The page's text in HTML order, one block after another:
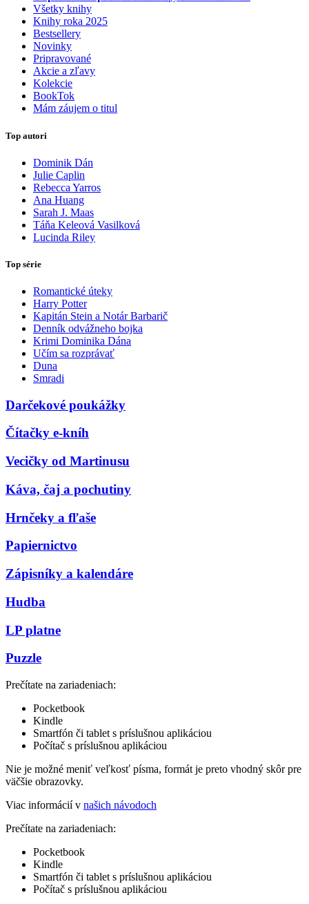
Všetky knihy
Knihy roka 2025
Bestsellery
Novinky
Pripravované
Akcie a zľavy
Kolekcie
BookTok
Mám záujem o titul
Top autori
Dominik Dán
Julie Caplin
Rebecca Yarros
Ana Huang
Sarah J. Maas
Táňa Keleová Vasilková
Lucinda Riley
Top série
Romantické úteky
Harry Potter
Kapitán Stein a Notár Barbarič
Denník odvážneho bojka
Krimi Dominika Dána
Učím sa rozprávať
Duna
Smradi
Darčekové poukážky
Čítačky e-kníh
Vecičky od Martinusu
Káva, čaj a pochutiny
Hrnčeky a fľaše
Papiernictvo
Zápisníky a kalendáre
Hudba
LP platne
Puzzle
Prečítate na zariadeniach:
Pocketbook
Kindle
Smartfón či tablet s príslušnou aplikáciou
Počítač s príslušnou aplikáciou
Nie je možné meniť veľkosť písma, formát je preto vhodný skôr pre
väčšie obrazovky.
Viac informácií v našich návodoch
Prečítate na zariadeniach:
Pocketbook
Kindle
Smartfón či tablet s príslušnou aplikáciou
Počítač s príslušnou aplikáciou